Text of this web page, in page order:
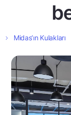
Midas’ın Kulakları